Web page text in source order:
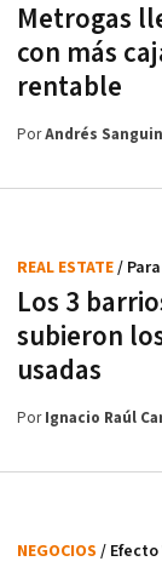
Metrogas
con más
rentable
PorAndrés
Los 3
subieron
usadas
REAL ESTATE/
PorIgnacio Raúl
NEGOCIOS / Efecto